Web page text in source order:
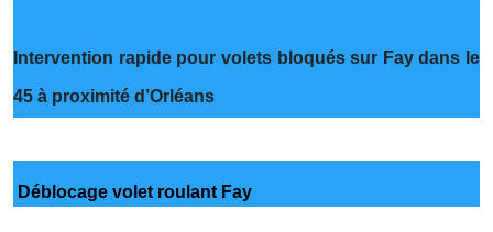
Intervention rapide pour volets bloqués sur Fay dans le
45 à proximité d’Orléans
Déblocage volet roulant Fay